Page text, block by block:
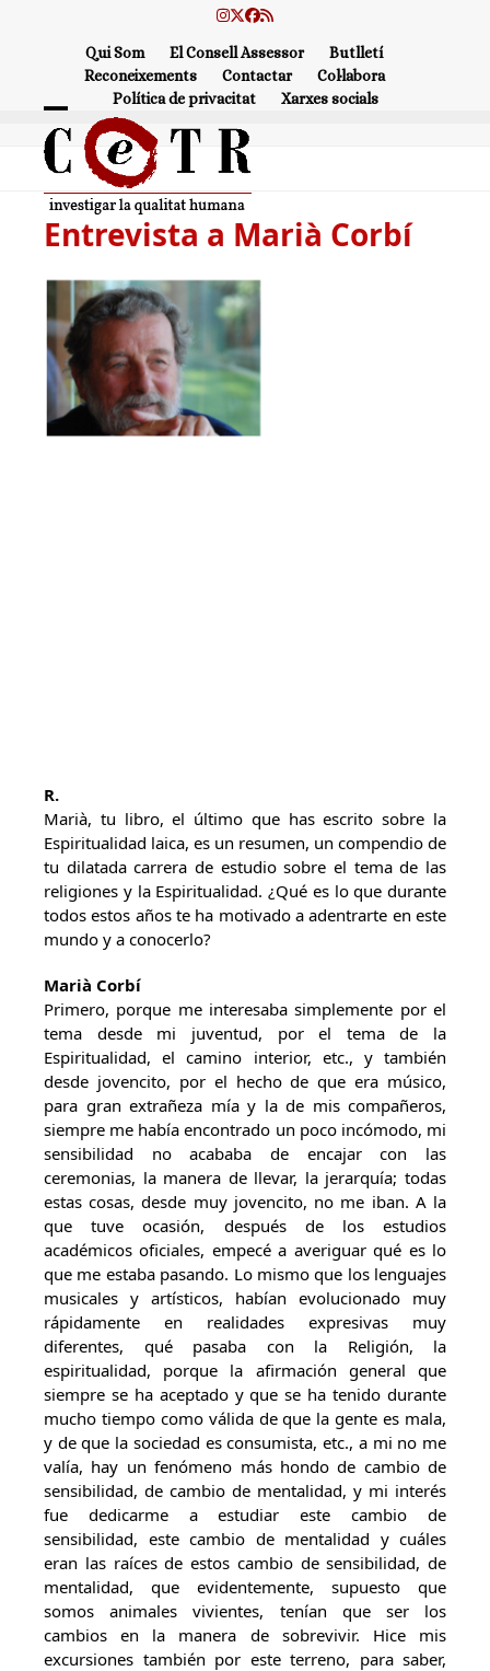
Instagram
Twitter
Facebook
RSS
Qui Som El Consell Assessor
Butlletí
Reconeixements
Contactar
Col·labora
Política de privacitat
Xarxes socials
Open
mobile
menu
Close
mobile
menu
Entrevista a Marià Corbí
R.
Marià, tu libro, el último que has escrito sobre la
Espiritualidad laica, es un resumen, un compendio de
tu dilatada carrera de estudio sobre el tema de las
religiones y la Espiritualidad. ¿Qué es lo que durante
todos estos años te ha motivado a adentrarte en este
mundo y a conocerlo?
Marià Corbí
Primero, porque me interesaba simplemente por el
tema desde mi juventud, por el tema de la
Espiritualidad, el camino interior, etc., y también
desde jovencito, por el hecho de que era músico,
para gran extrañeza mía y la de mis compañeros,
siempre me había encontrado un poco incómodo, mi
sensibilidad no acababa de encajar con las
ceremonias, la manera de llevar, la jerarquía; todas
estas cosas, desde muy jovencito, no me iban. A la
que tuve ocasión, después de los estudios
académicos oficiales, empecé a averiguar qué es lo
que me estaba pasando. Lo mismo que los lenguajes
musicales y artísticos, habían evolucionado muy
rápidamente en realidades expresivas muy
diferentes, qué pasaba con la Religión, la
espiritualidad, porque la afirmación general que
siempre se ha aceptado y que se ha tenido durante
mucho tiempo como válida de que la gente es mala,
y de que la sociedad es consumista, etc., a mi no me
valía, hay un fenómeno más hondo de cambio de
sensibilidad, de cambio de mentalidad, y mi interés
fue dedicarme a estudiar este cambio de
sensibilidad, este cambio de mentalidad y cuáles
eran las raíces de estos cambio de sensibilidad, de
mentalidad, que evidentemente, supuesto que
somos animales vivientes, tenían que ser los
cambios en la manera de sobrevivir. Hice mis
excursiones también por este terreno, para saber,